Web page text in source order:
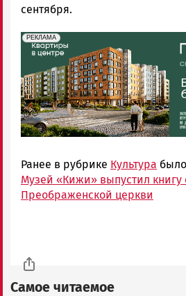
сентября.
erid: 2SDnjdeSPnB
РЕКЛАМА
Реклама
Ранее в рубрике Культура
Музей «Кижи» выпустил
Преображенской церкви
Самое читаемое